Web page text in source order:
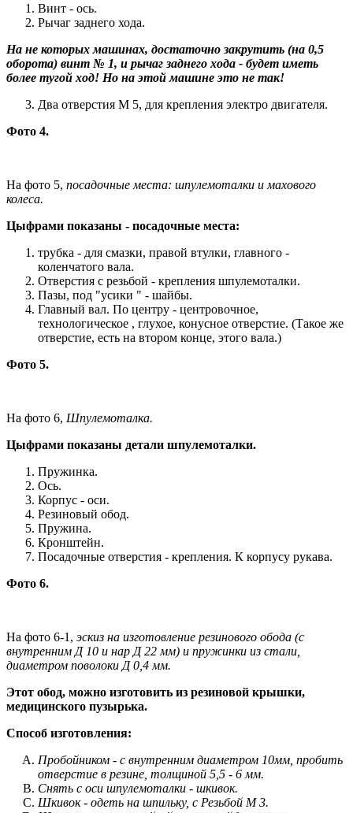
Винт - ось.
Рычаг заднего хода.
На не которых машинах, достаточно закрутить (на 0,5
оборота) винт № 1, и рычаг заднего хода - будет иметь
более тугой ход! Но на этой машине это не так!
Два отверстия М 5, для крепления электро двигателя.
Фото 4.
На фото 5, посадочные места: шпулемоталки и махового
колеса.
Цыфрами показаны - посадочные места:
трубка - для смазки, правой втулки, главного -
коленчатого вала.
Отверстия с резьбой - крепления шпулемоталки.
Пазы, под "усики " - шайбы.
Главный вал. По центру - центровочное,
технологическое , глухое, конусное отверстие. (Такое же
отверстие, есть на втором конце, этого вала.)
Фото 5.
На фото 6, Шпулемоталка.
Цыфрами показаны детали шпулемоталки.
Пружинка.
Ось.
Корпус - оси.
Резиновый обод.
Пружина.
Кронштейн.
Посадочные отверстия - крепления. К корпусу рукава.
Фото 6.
На фото 6-1, эскиз на изготовление резинового обода (с
внутренним Д 10 и нар Д 22 мм) и пружинки из стали,
диаметром поволоки Д 0,4 мм.
Этот обод, можно изготовить из резиновой крышки,
медицинского пузырька.
Способ изготовления:
Пробойником - с внутренним диаметром 10мм, пробить
отверстие в резине, толщиной 5,5 - 6 мм.
Снять с оси шпулемоталки - шкивок.
Шкивок - одеть на шпильку, с Резьбой М 3.